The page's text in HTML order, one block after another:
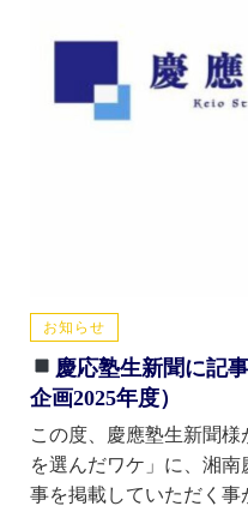
お知らせ
慶応塾生新聞に記
企画2025年度）
この度、慶應塾生新聞
を選んだワケ」に、湘
事を掲載していただく